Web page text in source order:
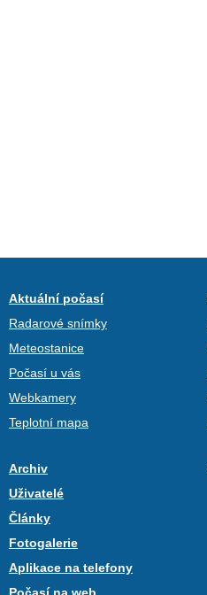
Aktuální počasí
Radarové snímky
Meteostanice
Počasí u vás
Webkamery
Teplotní mapa
Archiv
Uživatelé
Články
Fotogalerie
Aplikace na telefony